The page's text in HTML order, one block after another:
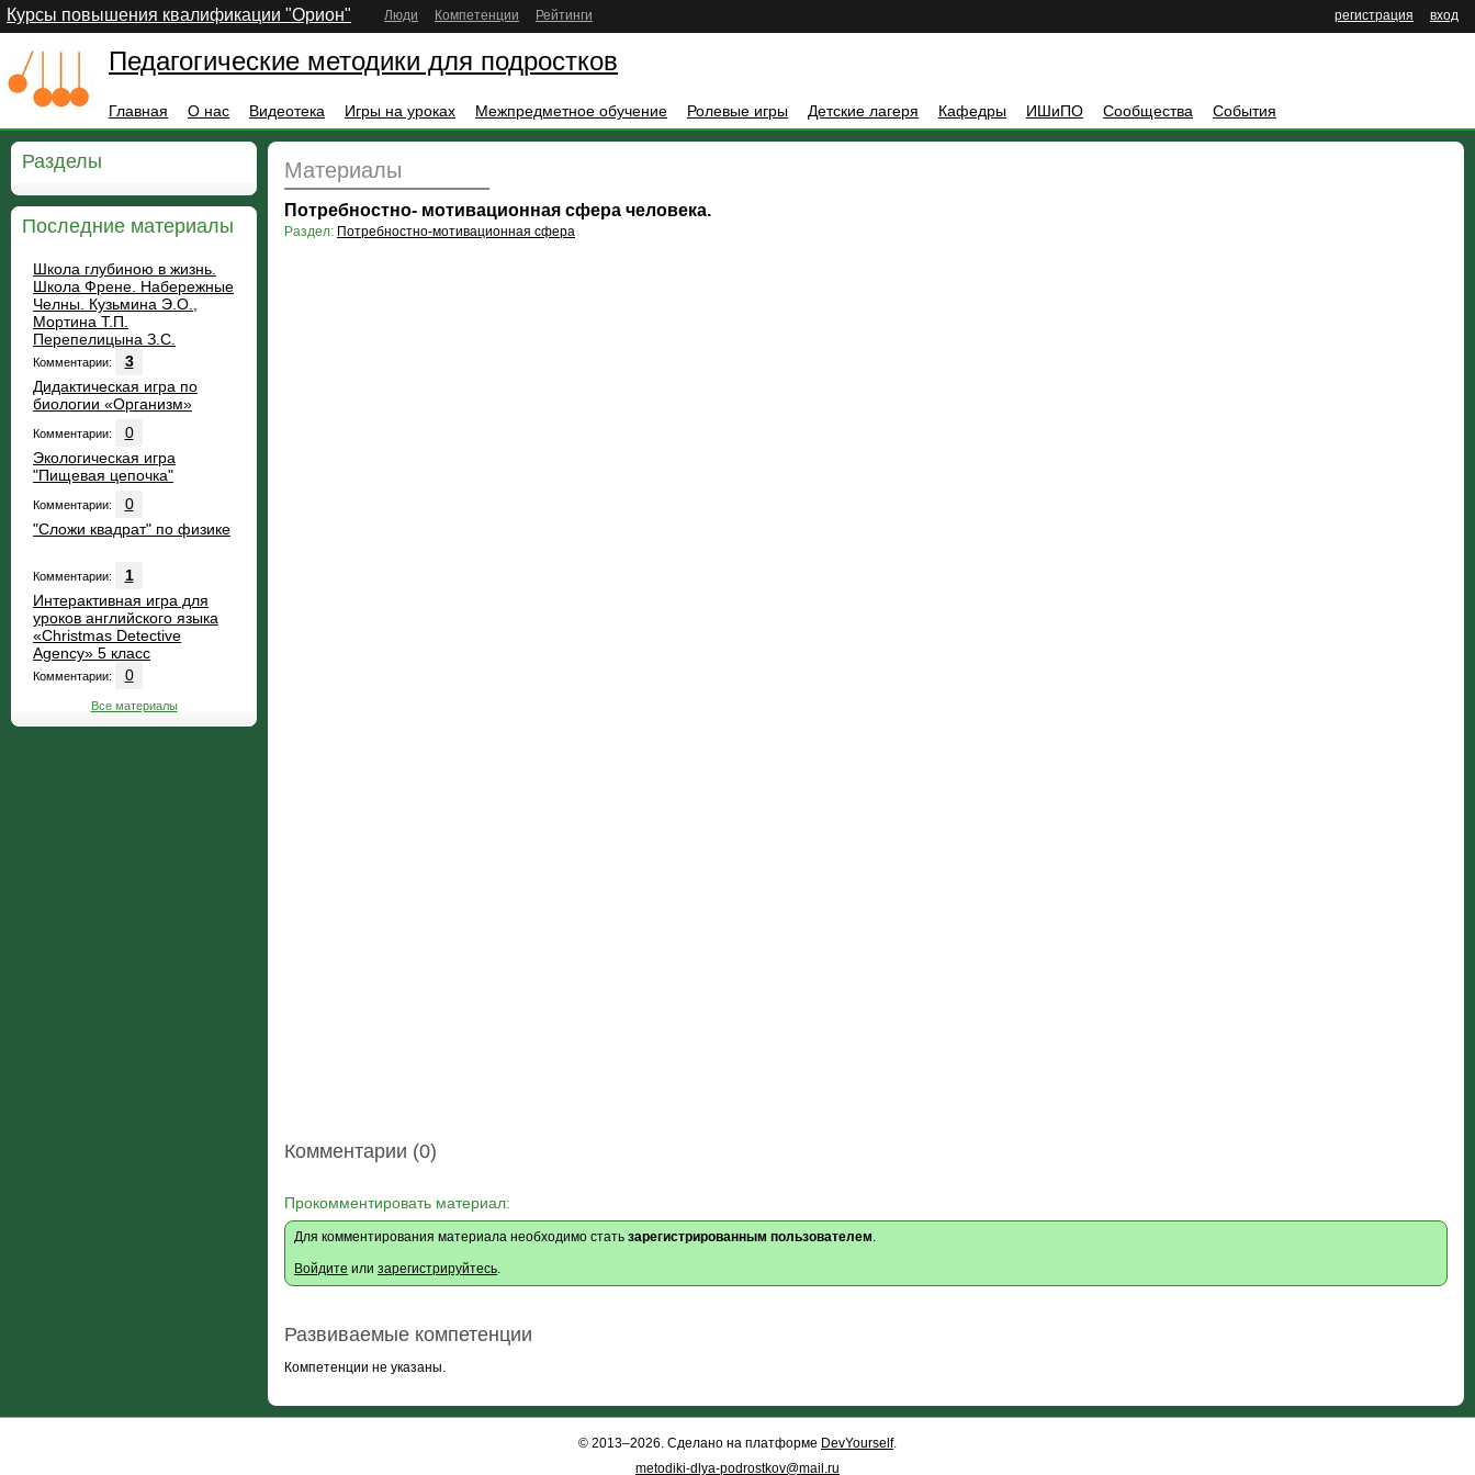
Курсы повышения квалификации "Орион" вход
регистрация
Люди Компетенции Рейтинги
Педагогические методики для подростков
Главная О нас Видеотека Игры на уроках Межпредметное обучение Ролевые игры Детские лагеря Кафедры ИШиПО Сообщества События
Разделы
Последние материалы
Школа глубиною в жизнь.
Школа Френе. Набережные
Челны. Кузьмина Э.О.,
Мортина Т.П.
Перепелицына З.С.
Комментарии:
3
Дидактическая игра по
биологии «Организм»
Комментарии:
0
Экологическая игра
"Пищевая цепочка"
Комментарии:
0
"Сложи квадрат" по физике
Комментарии:
1
Интерактивная игра для
уроков английского языка
«Christmas Detective
Agency» 5 класс
Комментарии: 0
Все материалы
Материалы
Потребностно- мотивационная сфера человека.
Раздел: Потребностно-мотивационная сфера
Комментарии (0)
Прокомментировать материал:
Для комментирования материала необходимо стать зарегистрированным пользователем.
Войдите или зарегистрируйтесь.
Развиваемые компетенции
Компетенции не указаны.
© 2013–2026. Сделано на платформе DevYourself.
metodiki-dlya-podrostkov@mail.ru